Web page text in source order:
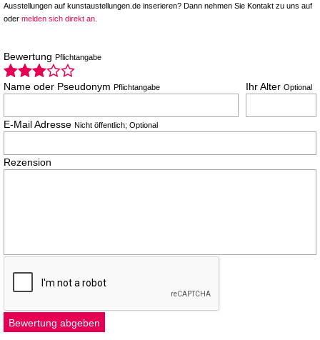
Ausstellungen auf kunstaustellungen.de inserieren? Dann nehmen Sie Kontakt zu uns auf
oder melden sich direkt an
Bewertung Pflichtangabe
Name oder Pseudonym Pflichtangabe Ihr Alter Optional
E-Mail Adresse Nicht öffentlich; Optional
Rezension